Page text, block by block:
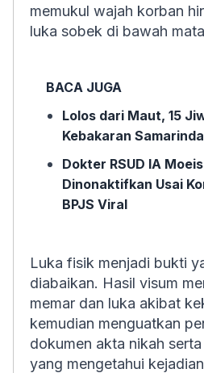
memukul wajah korban
luka sobek di bawah
BACA JUGA
Lolos dari Maut, 15
Kebakaran Samarinda
Dokter RSUD IA
Dinonaktifkan Usai
BPJS Viral
Luka fisik menjadi bukti
diabaikan. Hasil visum
memar dan luka akibat
kemudian menguatkan
dokumen akta nikah
yang mengetahui